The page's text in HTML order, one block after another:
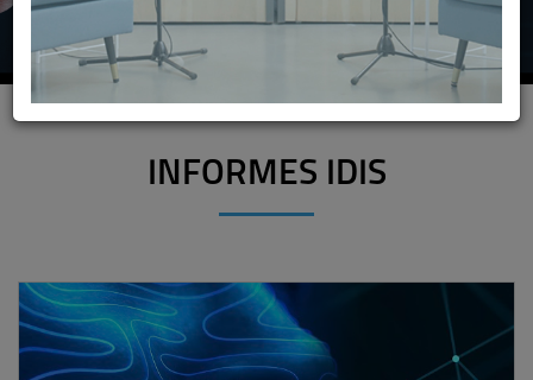
INFORMES IDIS